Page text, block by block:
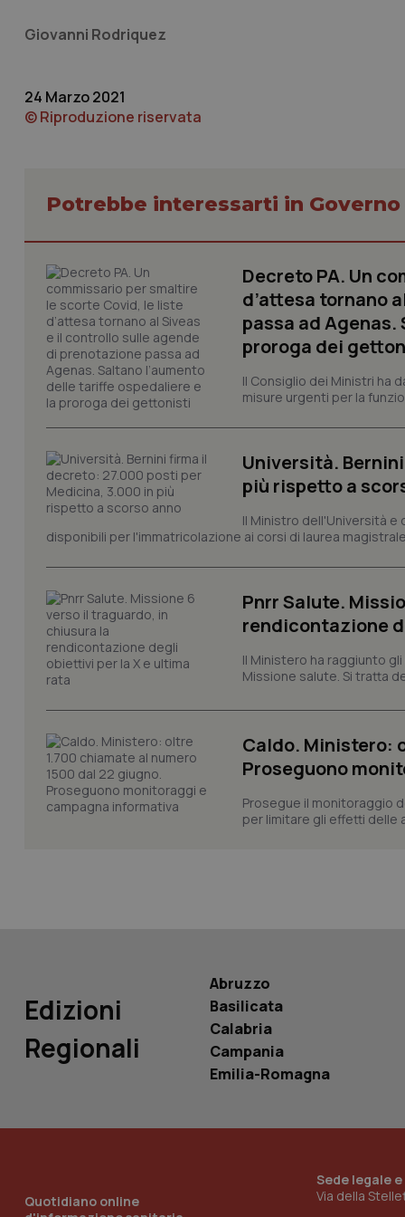
Giovanni Rodriquez
24 Marzo 2021
© Riproduzione riservata
Potrebbe interessarti in
Decreto PA. Un
d’attesa tornano
passa ad
proroga dei
Il Consiglio dei Ministri ha
misure urgenti per la
Università.
più rispetto a
Il Ministro dell'Università e
disponibili per l'immatricolazione ai corsi di laurea
Pnrr Salute.
rendicontazione
Il Ministero ha raggiunto
Missione salute. Si tratta
Caldo. Ministero:
Proseguono
Prosegue il monitoraggio
per limitare gli effetti delle
Edizioni
Regionali
Abruzzo
Basilicata
Calabria
Campania
Emilia-Romagna
Quotidiano online
Sede legale
Via della
tracking-enable
tracking-sites-
session-id
_ga
PHPSESSID
Nome
Nome